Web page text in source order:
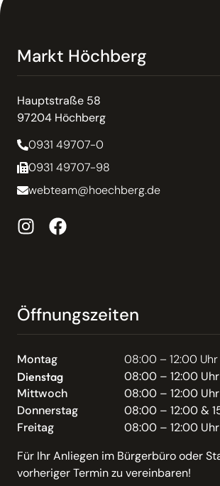
Markt Höchberg
Hauptstraße 58
97204 Höchberg
0931 49707-0
0931 49707-98
webteam@hoechberg.de
Öffnungszeiten
Montag 08:00 – 12:00 Uhr
Dienstag
08:00 – 12:00 Uhr
Mittwoch
08:00 – 12:00 Uhr
Donnerstag
08:00 – 12:00 &
Freitag
08:00 – 12:00 Uhr
Für Ihr Anliegen im Bürgerbüro oder
vorheriger Termin zu vereinbaren!